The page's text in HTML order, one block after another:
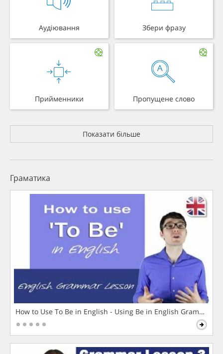
Аудіювання Збери фразу
Прийменники Пропущене слово
Показати більше
Граматика
How to Use To Be in English - Using Be in English Grammar